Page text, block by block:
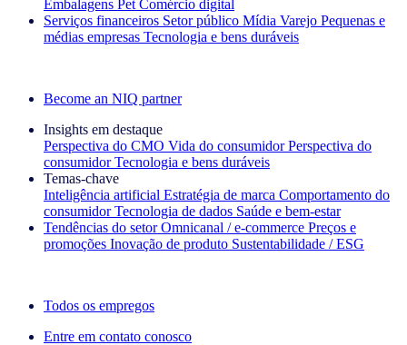
Embalagens Pet Comércio digital
Serviços financeiros Setor público Mídia Varejo Pequenas e
médias empresas Tecnologia e bens duráveis
Become an NIQ partner
Insights em destaque
Perspectiva do CMO Vida do consumidor Perspectiva do
consumidor Tecnologia e bens duráveis
Temas‑chave
Inteligência artificial Estratégia de marca Comportamento do
consumidor Tecnologia de dados Saúde e bem‑estar
Tendências do setor Omnicanal / e‑commerce Preços e
promoções Inovação de produto Sustentabilidade / ESG
Todos os empregos
Entre em contato conosco